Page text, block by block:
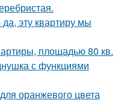
эту квартиру мы
площадью 80 кв.
с функциями
оранжевого цвета